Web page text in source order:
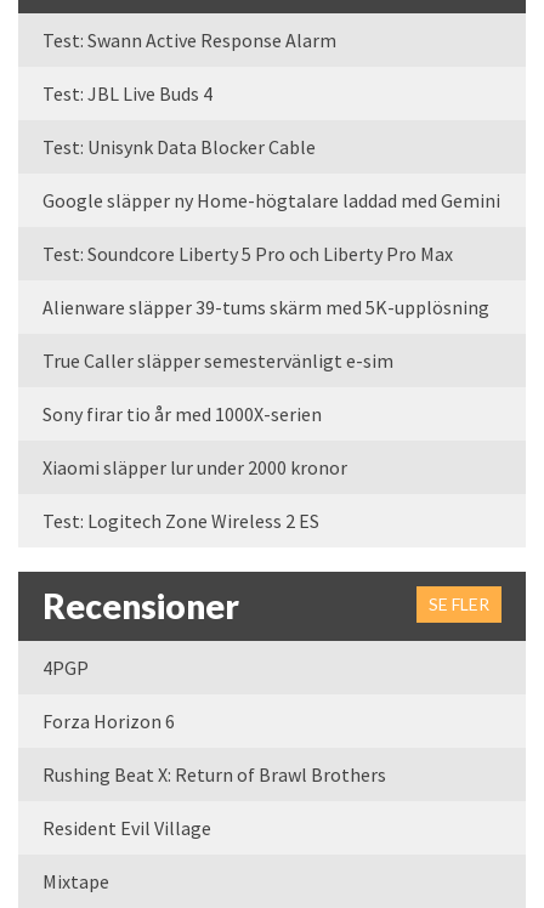
Test: Swann Active Response Alarm
Test: JBL Live Buds 4
Test: Unisynk Data Blocker Cable
Google släpper ny Home-högtalare laddad med Gemini
Test: Soundcore Liberty 5 Pro och Liberty Pro Max
Alienware släpper 39-tums skärm med 5K-upplösning
True Caller släpper semestervänligt e-sim
Sony firar tio år med 1000X-serien
Xiaomi släpper lur under 2000 kronor
Test: Logitech Zone Wireless 2 ES
Recensioner SE FLER
4PGP
Forza Horizon 6
Rushing Beat X: Return of Brawl Brothers
Resident Evil Village
Mixtape